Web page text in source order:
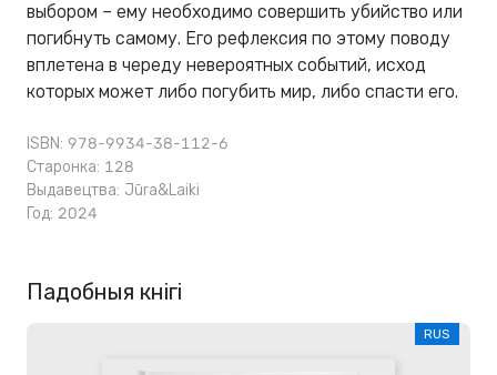
выбором – ему необходимо совершить убийство или
погибнуть самому. Его рефлексия по этому поводу
вплетена в череду невероятных событий, исход
которых может либо погубить мир, либо спасти его.
ISBN: 978-9934-38-112-6
Старонка: 128
Выдавецтва: Jūra&Laiki
Год: 2024
Падобныя кнігі
RUS